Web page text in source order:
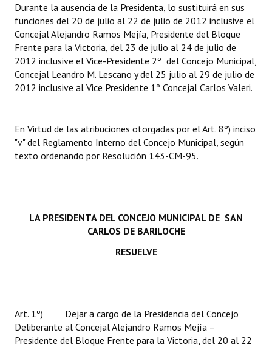
Actas de Sesión
Informes de Unidad Coordinadora
Ejecución Presupuestaria
Actas de Audiencias Públicas
Comunicaciones
Resoluciones de Presidencia
Registros y Distinciones
Durante la ausencia de la Presidenta, lo sustituirá en sus
funciones del 20 de julio al 22 de julio de 2012 inclusive el
Concejal Alejandro Ramos Mejía, Presidente del Bloque
Frente para la Victoria, del 23 de julio al 24 de julio de
2012 inclusive el Vice-Presidente 2º del Concejo Municipal,
Concejal Leandro M. Lescano y del 25 julio al 29 de julio de
2012 inclusive al Vice Presidente 1º Concejal Carlos Valeri.
En Virtud de las atribuciones otorgadas por el Art. 8º) inciso
"v" del Reglamento Interno del Concejo Municipal, según
texto ordenando por Resolución 143-CM-95.
LA PRESIDENTA DEL CONCEJO MUNICIPAL DE SAN
CARLOS DE BARILOCHE
RESUELVE
Art. 1º) Dejar a cargo de la Presidencia del Concejo
Deliberante al Concejal Alejandro Ramos Mejía –
Presidente del Bloque Frente para la Victoria, del 20 al 22